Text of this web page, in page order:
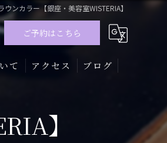
ンカラー【銀座・美容室WISTERIA】
ご予約はこちら
て アクセス ブログ
】